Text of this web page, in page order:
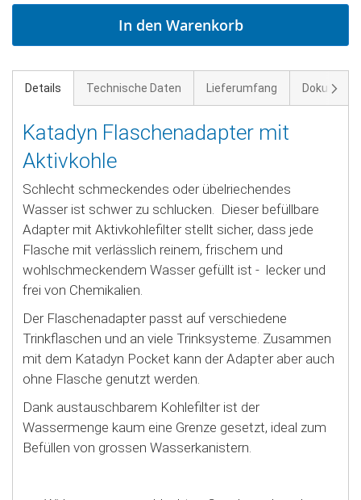
In den Warenkorb
Details Technische Daten Lieferumfang
Katadyn Flaschenadapter mit
Aktivkohle
Schlecht schmeckendes oder übelriechendes
Wasser ist schwer zu schlucken. Dieser befüllbare
Adapter mit Aktivkohlefilter stellt sicher, dass jede
Flasche mit verlässlich reinem, frischem und
wohlschmeckendem Wasser gefüllt ist - lecker und
frei von Chemikalien.
Der Flaschenadapter passt auf verschiedene
Trinkflaschen und an viele Trinksysteme. Zusammen
mit dem Katadyn Pocket kann der Adapter aber auch
ohne Flasche genutzt werden.
Dank austauschbarem Kohlefilter ist der
Wassermenge kaum eine Grenze gesetzt, ideal zum
Befüllen von grossen Wasserkanistern.